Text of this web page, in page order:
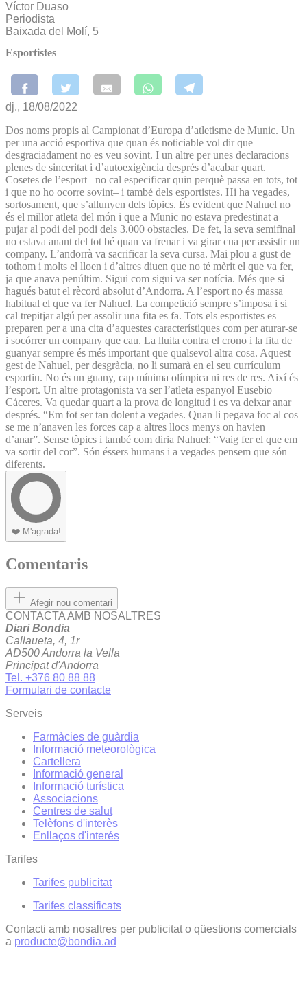
Víctor Duaso
Periodista
Baixada del Molí, 5
Esportistes
dj., 18/08/2022
Dos noms propis al Campionat d’Europa d’atletisme de Munic. Un
per una acció esportiva que quan és noticiable vol dir que
desgraciadament no es veu sovint. I un altre per unes declaracions
plenes de sinceritat i d’autoexigència després d’acabar quart.
Cosetes de l’esport –no cal especificar quin perquè passa en tots, tot
i que no ho ocorre sovint– i també dels esportistes. Hi ha vegades,
sortosament, que s’allunyen dels tòpics. És evident que Nahuel no
és el millor atleta del món i que a Munic no estava predestinat a
pujar al podi del podi dels 3.000 obstacles. De fet, la seva semifinal
no estava anant del tot bé quan va frenar i va girar cua per assistir un
company. L’andorrà va sacrificar la seva cursa. Mai plou a gust de
tothom i molts el lloen i d’altres diuen que no té mèrit el que va fer,
ja que anava penúltim. Sigui com sigui va ser notícia. Més que si
hagués batut el rècord absolut d’Andorra. A l’esport no és massa
habitual el que va fer Nahuel. La competició sempre s’imposa i si
cal trepitjar algú per assolir una fita es fa. Tots els esportistes es
preparen per a una cita d’aquestes característiques com per aturar-se
i socórrer un company que cau. La lluita contra el crono i la fita de
guanyar sempre és més important que qualsevol altra cosa. Aquest
gest de Nahuel, per desgràcia, no li sumarà en el seu currículum
esportiu. No és un guany, cap mínima olímpica ni res de res. Així és
l’esport. Un altre protagonista va ser l’atleta espanyol Eusebio
Cáceres. Va quedar quart a la prova de longitud i es va deixar anar
després. “Em fot ser tan dolent a vegades. Quan li pegava foc al cos
se me n’anaven les forces cap a altres llocs menys on havien
d’anar”. Sense tòpics i també com diria Nahuel: “Vaig fer el que em
va sortir del cor”. Són éssers humans i a vegades pensem que són
diferents.
❤️ M'agrada!
Comentaris
Afegir nou comentari
CONTACTA AMB NOSALTRES
Diari Bondia
Callaueta, 4, 1r
AD500 Andorra la Vella
Principat d'Andorra
Tel. +376 80 88 88
Formulari de contacte
Serveis
Farmàcies de guàrdia
Informació meteorològica
Cartellera
Informació general
Informació turística
Associacions
Centres de salut
Telèfons d'interès
Enllaços d'interés
Tarifes
Tarifes publicitat
Tarifes classificats
Contacti amb nosaltres per publicitat o qüestions comercials
a producte@bondia.ad